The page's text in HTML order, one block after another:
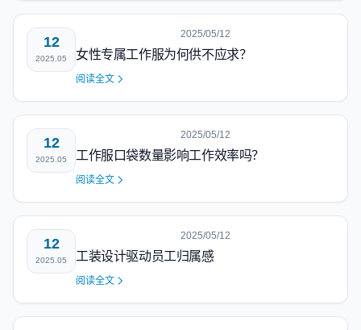
12
2025.05
2025/05/12
女性专属工作服为何供不应求？
阅读全文
12
2025.05
2025/05/12
工作服口袋数量影响工作效率吗？
阅读全文
12
2025.05
2025/05/12
工装设计驱动员工归属感
阅读全文